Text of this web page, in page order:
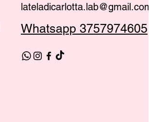
lateladicarlotta.lab@gmail.com
Whatsapp 3757974605